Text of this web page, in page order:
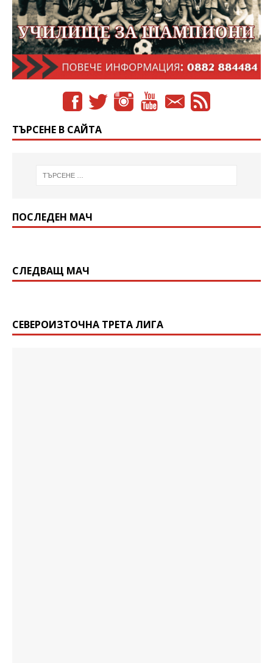
ТЪРСЕНЕ В САЙТА
ПОСЛЕДЕН МАЧ
СЛЕДВАЩ МАЧ
СЕВЕРОИЗТОЧНА ТРЕТА ЛИГА